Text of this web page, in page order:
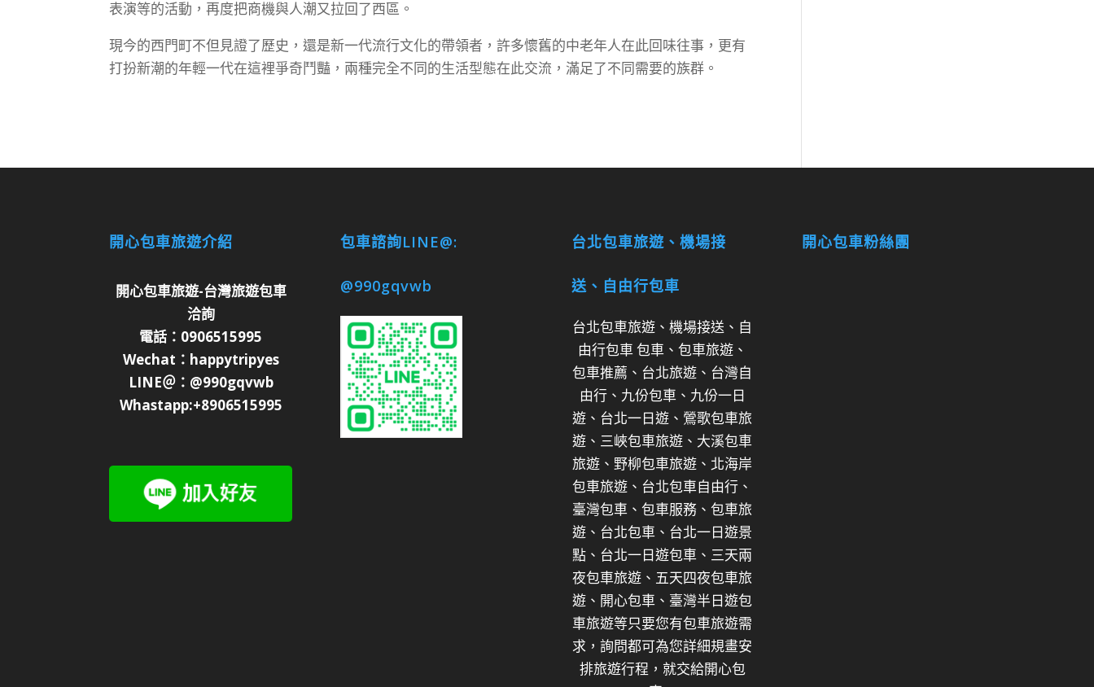
表演等的活動，再度把商機與人潮又拉回了西區。
現今的西門町不但見證了歷史，還是新一代流行文化的帶領者，許多懷舊的中老年人在此回味往事，更有
打扮新潮的年輕一代在這裡爭奇鬥豔，兩種完全不同的生活型態在此交流，滿足了不同需要的族群。
開心包車旅遊介紹
開心包車旅遊-台灣旅遊包車
洽詢
電話：0906515995
Wechat：happytripyes
LINE＠：@990gqvwb
Whastapp:+8906515995
包車諮詢LINE@:
@990gqvwb
台北包車旅遊、機場接
送、自由行包車
台北包車旅遊、機場接送、自
由行包車 包車、包車旅遊、
包車推薦、台北旅遊、台灣自
由行、九份包車、九份一日
遊、台北一日遊、鶯歌包車旅
遊、三峽包車旅遊、大溪包車
旅遊、野柳包車旅遊、北海岸
包車旅遊、台北包車自由行、
臺灣包車、包車服務、包車旅
遊、台北包車、台北一日遊景
點、台北一日遊包車、三天兩
夜包車旅遊、五天四夜包車旅
遊、開心包車、臺灣半日遊包
車旅遊等只要您有包車旅遊需
求，詢問都可為您詳細規畫安
排旅遊行程，就交給開心包
開心包車粉絲團